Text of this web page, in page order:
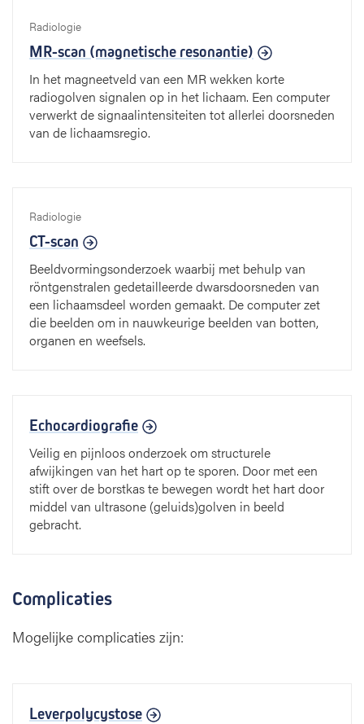
Radiologie
MR-scan (magnetische resonantie)
In het magneetveld van een MR wekken korte
radiogolven signalen op in het lichaam. Een computer
verwerkt de signaalintensiteiten tot allerlei doorsneden
van de lichaamsregio.
Radiologie
CT-scan
Beeldvormingsonderzoek waarbij met behulp van
röntgenstralen gedetailleerde dwarsdoorsneden van
een lichaamsdeel worden gemaakt. De computer zet
die beelden om in nauwkeurige beelden van botten,
organen en weefsels.
Echocardiografie
Veilig en pijnloos onderzoek om structurele
afwijkingen van het hart op te sporen. Door met een
stift over de borstkas te bewegen wordt het hart door
middel van ultrasone (geluids)golven in beeld
gebracht.
Complicaties
Mogelijke complicaties zijn:
Leverpolycystose